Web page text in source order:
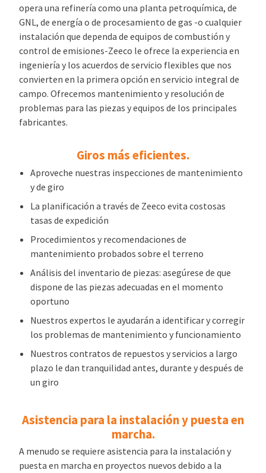
opera una refinería como una planta petroquímica, de
GNL, de energía o de procesamiento de gas -o cualquier
instalación que dependa de equipos de combustión y
control de emisiones-Zeeco le ofrece la experiencia en
ingeniería y los acuerdos de servicio flexibles que nos
convierten en la primera opción en servicio integral de
campo. Ofrecemos mantenimiento y resolución de
problemas para las piezas y equipos de los principales
fabricantes.
Giros más eficientes.
Aproveche nuestras inspecciones de mantenimiento
y de giro
La planificación a través de Zeeco evita costosas
tasas de expedición
Procedimientos y recomendaciones de
mantenimiento probados sobre el terreno
Análisis del inventario de piezas: asegúrese de que
dispone de las piezas adecuadas en el momento
oportuno
Nuestros expertos le ayudarán a identificar y corregir
los problemas de mantenimiento y funcionamiento
Nuestros contratos de repuestos y servicios a largo
plazo le dan tranquilidad antes, durante y después de
un giro
Asistencia para la instalación y puesta en
marcha.
A menudo se requiere asistencia para la instalación y
puesta en marcha en proyectos nuevos debido a la